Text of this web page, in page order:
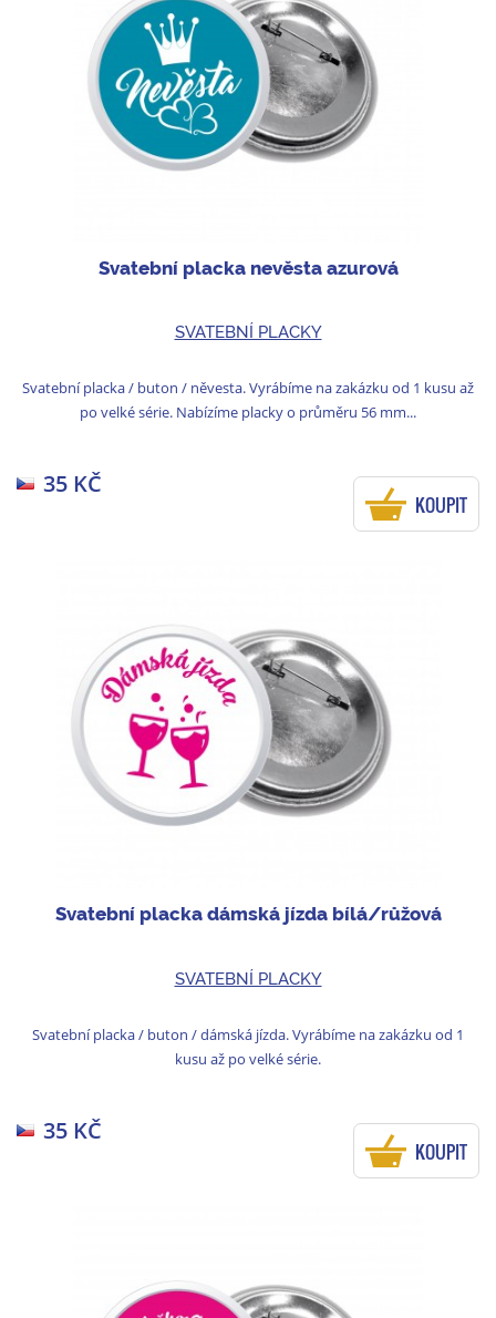
Svatební placka nevěsta azurová
SVATEBNÍ PLACKY
Svatební placka / buton / něvesta. Vyrábíme na zakázku od 1 kusu až
po velké série. Nabízíme placky o průměru 56 mm...
35 KČ
KOUPIT
Svatební placka dámská jízda bílá/růžová
SVATEBNÍ PLACKY
Svatební placka / buton / dámská jízda. Vyrábíme na zakázku od 1
kusu až po velké série.
35 KČ
KOUPIT